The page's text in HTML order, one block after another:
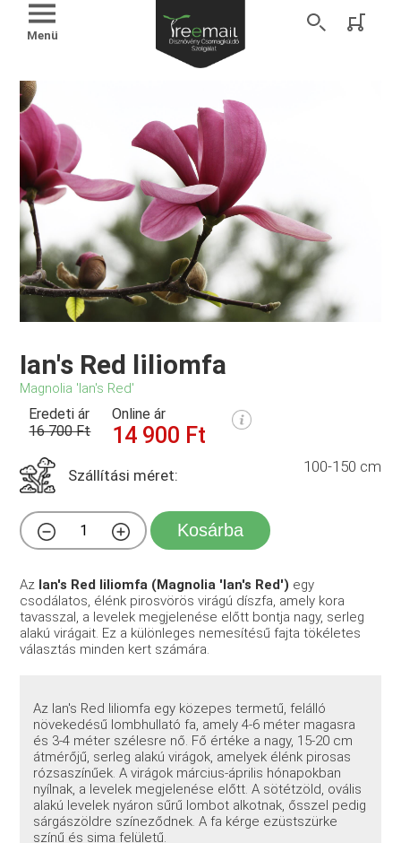
Menü
Ian's Red liliomfa
Magnolia 'Ian's Red'
Eredeti ár
16 700 Ft
Online ár
14 900 Ft
Szállítási méret: 100-150 cm
Kosárba
Az Ian's Red liliomfa (Magnolia 'Ian's Red') egy
csodálatos, élénk pirosvörös virágú díszfa, amely kora
tavasszal, a levelek megjelenése előtt bontja nagy, serleg
alakú virágait. Ez a különleges nemesítésű fajta tökéletes
választás minden kert számára.
Az Ian's Red liliomfa egy közepes termetű, felálló
növekedésű lombhullató fa, amely 4-6 méter magasra
és 3-4 méter szélesre nő. Fő értéke a nagy, 15-20 cm
átmérőjű, serleg alakú virágok, amelyek élénk pirosas
rózsaszínűek. A virágok március-április hónapokban
nyílnak, a levelek megjelenése előtt. A sötétzöld, ovális
alakú levelek nyáron sűrű lombot alkotnak, ősszel pedig
sárgászöldre színeződnek. A fa kérge ezüstszürke
színű és sima felületű.